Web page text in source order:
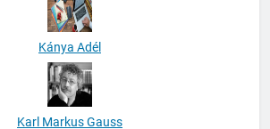
Kánya Adél